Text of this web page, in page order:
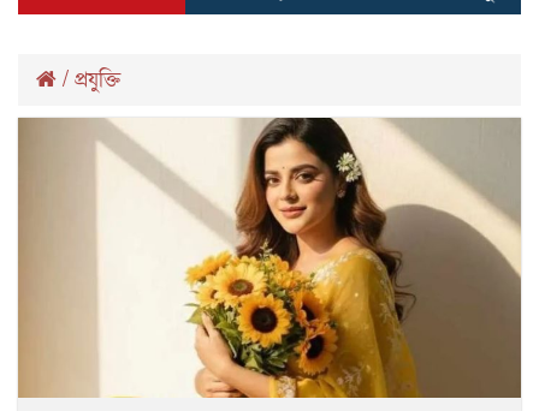
/ প্রযুক্তি